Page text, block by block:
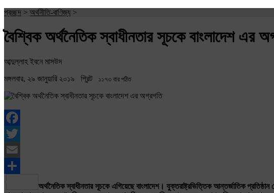
প্রচ্ছদ > অর্থনীতি-বাণিজ্য >
বৈশ্বিক অর্থনৈতিক স্বাধীনতার সূচকে বাংলাদেশ এর
আব্দুল্লাহ ইবনে মাসউদ
মঙ্গলবার, ২৯ জানুয়ারি ২০১৯ প্রিন্ট ১১৭৩ বার পঠিত
Facebook
Twitter
Email
Share
অর্থনৈতিক স্বাধীনতার সূচকে এগিয়েছে বাংলাদেশ। যুক্তরাষ্ট্রভিত্তিক আন্তর্জাতিক প্রতিষ্ঠান